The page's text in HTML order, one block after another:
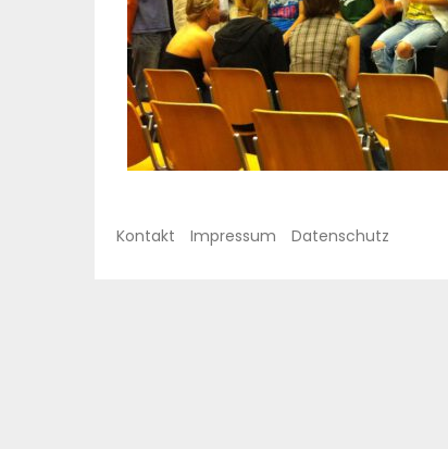
Kontakt Impressum Datenschutz